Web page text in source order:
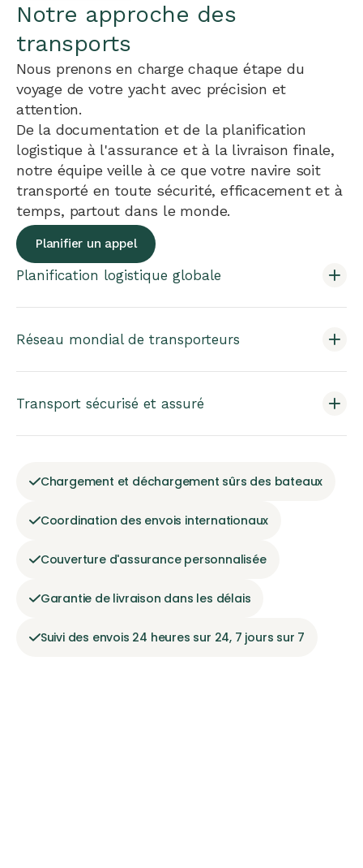
Notre approche des
transports
Nous prenons en charge chaque étape du
voyage de votre yacht avec précision et
attention.
De la documentation et de la planification
logistique à l'assurance et à la livraison finale,
notre équipe veille à ce que votre navire soit
transporté en toute sécurité, efficacement et à
temps, partout dans le monde.
Planifier un appel
Planification logistique globale
Réseau mondial de transporteurs
Transport sécurisé et assuré
Chargement et déchargement sûrs des bateaux
Coordination des envois internationaux
Couverture d'assurance personnalisée
Garantie de livraison dans les délais
Suivi des envois 24 heures sur 24, 7 jours sur 7